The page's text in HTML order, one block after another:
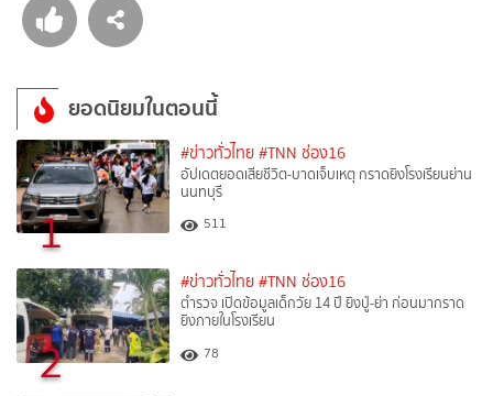
ยอดนิยมในตอนนี้
1
#ข่าวทั่วไทย #TNN ช่อง16
อัปเดตยอดเสียชีวิต-บาดเจ็บเหตุ กราดยิงโรงเรียนย่าน
นนทบุรี
511
2
#ข่าวทั่วไทย #TNN ช่อง16
ตำรวจ เปิดข้อมูลเด็กวัย 14 ปี ยิงปู่-ย่า ก่อนมากราด
ยิงภายในโรงเรียน
78